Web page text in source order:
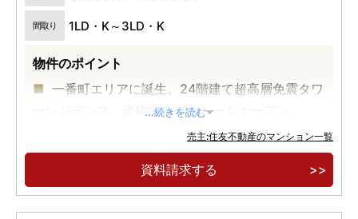
間取り 1LD・K～3LD・K
物件のポイント
一番町エリアに誕生。24階建て超高層免震タワ
ーレジデンス。建物内モデルルームオープン。
地下鉄東西線「青葉通一番町」駅徒歩5分、地
下鉄南北線「広瀬通」駅徒歩6分、JR「仙台」駅徒
...続きを読む
売主:住友不動産のマンション一覧
資料請求する